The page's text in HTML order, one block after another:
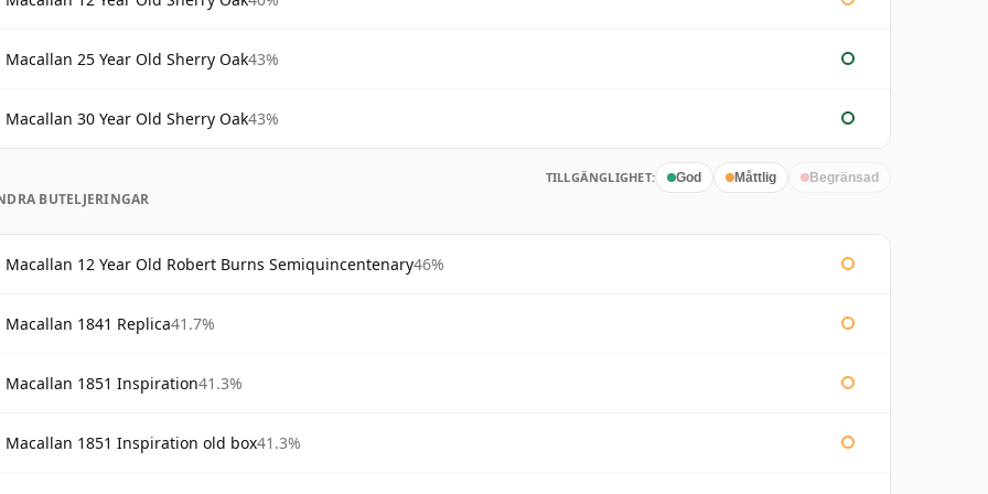
Macallan 25 Year Old Sherry Oak43%
Macallan 30 Year Old Sherry Oak43%
TILLGÄNGLIGHET: God Måttlig Begränsad
BUTELJERINGAR
Macallan 12 Year Old Robert Burns Semiquincentenary46%
Macallan 1841 Replica41.7%
Macallan 1851 Inspiration41.3%
Macallan 1851 Inspiration old box41.3%